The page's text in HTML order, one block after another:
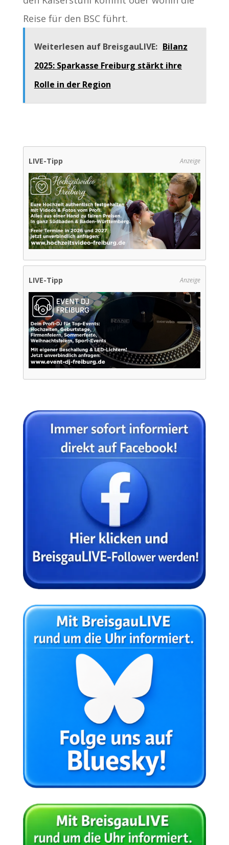
Reise für den BSC führt.
Weiterlesen auf BreisgauLIVE: Bilanz
2025: Sparkasse Freiburg stärkt ihre
Rolle in der Region
LIVE-Tipp Anzeige
LIVE-Tipp Anzeige